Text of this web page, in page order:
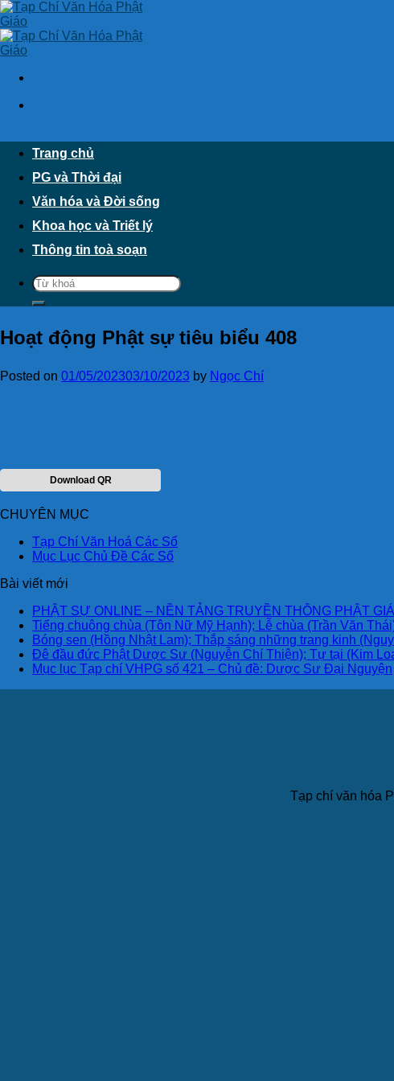
Skip
to
content
Trang chủ
PG và Thời đại
Văn hóa và Đời sống
Khoa học và Triết lý
Thông tin toà soạn
Hoạt động Phật sự tiêu biểu 408
Posted on 01/05/202303/10/2023 by Ngọc Chí
Download QR
CHUYÊN MỤC
Tạp Chí Văn Hoá Các Số
Mục Lục Chủ Đề Các Số
Bài viết mới
PHẬT SỰ ONLINE – NỀN TẢNG TRUYỀN THÔNG PHẬT
Tiếng chuông chùa (Tôn Nữ Mỹ Hạnh); Lễ chùa (Trần Văn
Bóng sen (Hồng Nhật Lam); Thắp sáng những trang kinh
Đê đầu đức Phật Dược Sư (Nguyễn Chí Thiện); Tự tại (Kim
Mục lục Tạp chí VHPG số 421 – Chủ đề: Dược Sư Đại Nguyện
Tạp chí văn hóa